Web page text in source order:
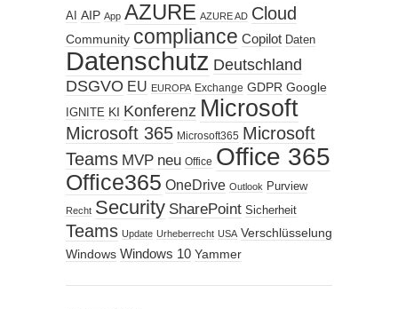
AI AIP App AZURE AZURE AD Cloud
Community compliance Copilot Daten
Datenschutz Deutschland
DSGVO EU EUROPA Exchange GDPR Google
IGNITE KI Konferenz Microsoft
Microsoft 365 Microsoft365 Microsoft
Teams MVP neu Office Office 365
Office365 OneDrive Outlook Purview
Recht Security SharePoint Sicherheit
Teams Update Urheberrecht USA Verschlüsselung
Windows Windows 10 Yammer